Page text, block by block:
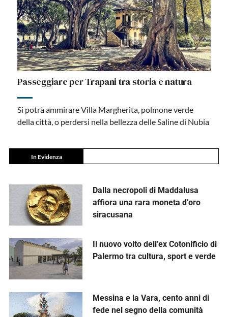
Passeggiare per Trapani tra storia e natura
Si potrà ammirare Villa Margherita, polmone verde
della città, o perdersi nella bellezza delle Saline di Nubia
In Evidenza
Dalla necropoli di Maddalusa
affiora una rara moneta d’oro
siracusana
Il nuovo volto dell’ex Cotonificio di
Palermo tra cultura, sport e verde
Messina e la Vara, cento anni di
fede nel segno della comunità